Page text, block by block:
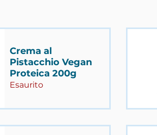
Crema al
Pistacchio Vegan
Proteica 200g
Esaurito